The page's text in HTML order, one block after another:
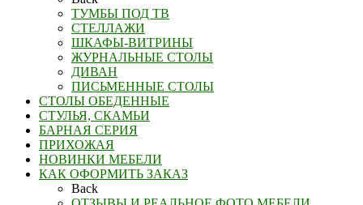
ТУМБЫ ПОД ТВ
СТЕЛЛАЖИ
ШКАФЫ-ВИТРИНЫ
ЖУРНАЛЬНЫЕ СТОЛЫ
ДИВАН
ПИСЬМЕННЫЕ СТОЛЫ
СТОЛЫ ОБЕДЕННЫЕ
СТУЛЬЯ, СКАМЬИ
БАРНАЯ СЕРИЯ
ПРИХОЖАЯ
НОВИНКИ МЕБЕЛИ
КАК ОФОРМИТЬ ЗАКАЗ
Back